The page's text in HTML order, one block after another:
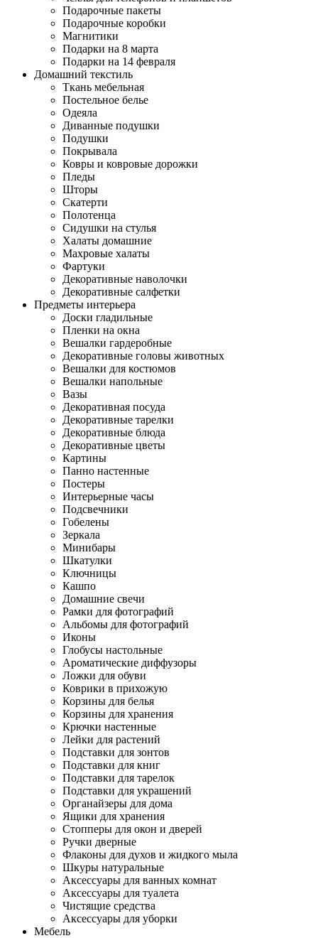
Подарочные пакеты
Подарочные коробки
Магнитики
Подарки на 8 марта
Подарки на 14 февраля
Домашний текстиль
Ткань мебельная
Постельное белье
Одеяла
Диванные подушки
Подушки
Покрывала
Ковры и ковровые дорожки
Пледы
Шторы
Скатерти
Полотенца
Сидушки на стулья
Халаты домашние
Махровые халаты
Фартуки
Декоративные наволочки
Декоративные салфетки
Предметы интерьера
Доски гладильные
Пленки на окна
Вешалки гардеробные
Декоративные головы животных
Вешалки для костюмов
Вешалки напольные
Вазы
Декоративная посуда
Декоративные тарелки
Декоративные блюда
Декоративные цветы
Картины
Панно настенные
Постеры
Интерьерные часы
Подсвечники
Гобелены
Зеркала
Минибары
Шкатулки
Ключницы
Кашпо
Домашние свечи
Рамки для фотографий
Альбомы для фотографий
Иконы
Глобусы настольные
Ароматические диффузоры
Ложки для обуви
Коврики в прихожую
Корзины для белья
Корзины для хранения
Крючки настенные
Лейки для растений
Подставки для зонтов
Подставки для книг
Подставки для тарелок
Подставки для украшений
Органайзеры для дома
Ящики для хранения
Стопперы для окон и дверей
Ручки дверные
Флаконы для духов и жидкого мыла
Шкуры натуральные
Аксессуары для ванных комнат
Аксессуары для туалета
Чистящие средства
Аксессуары для уборки
Мебель